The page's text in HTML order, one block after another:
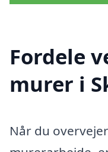
Fordele
murer i
Når du